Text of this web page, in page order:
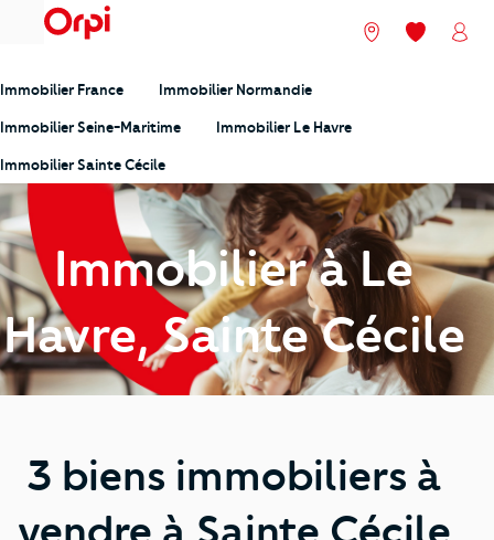
menu Nos agences
Mes
Immobilier France Immobilier Normandie
Immobilier Seine-Maritime Immobilier Le Havre
Immobilier Sainte Cécile
Immobilier à Le
Havre, Sainte Cécile
3 biens immobiliers à